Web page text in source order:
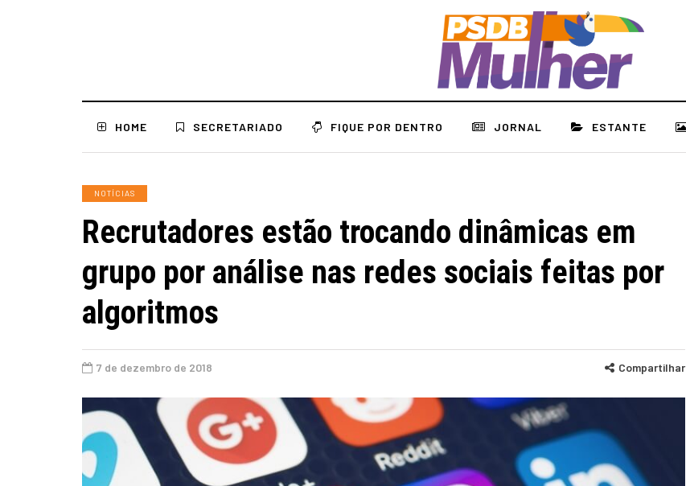
HOME SECRETARIADO FIQUE POR DENTRO JORNAL ESTANTE
NOTÍCIAS
Recrutadores estão trocando dinâmicas em
grupo por análise nas redes sociais feitas por
algoritmos
7 de dezembro de 2018 Compartilhar